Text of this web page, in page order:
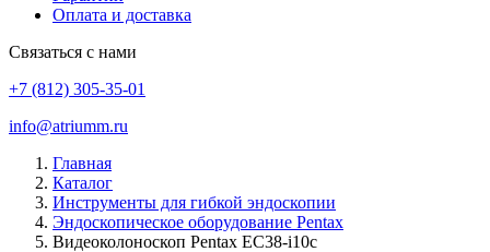
Оплата и доставка
Связаться с нами
+7 (812) 305-35-01
info@atriumm.ru
Главная
Каталог
Инструменты для гибкой эндоскопии
Эндоскопическое оборудование Pentax
Видеоколоноскоп Pentax EC38-i10c